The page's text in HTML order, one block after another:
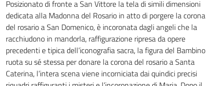
Posizionato di fronte a San Vittore la tela di simili dimensioni
dedicata alla Madonna del Rosario in atto di porgere la corona
del rosario a San Domenico, è incoronata dagli angeli che la
racchiudono in mandorla, raffigurazione ripresa da opere
precedenti e tipica dell’iconografia sacra, la figura del Bambino
ruota su sé stessa per donare la corona del rosario a Santa
Caterina, l’intera scena viene incorniciata dai quindici precisi